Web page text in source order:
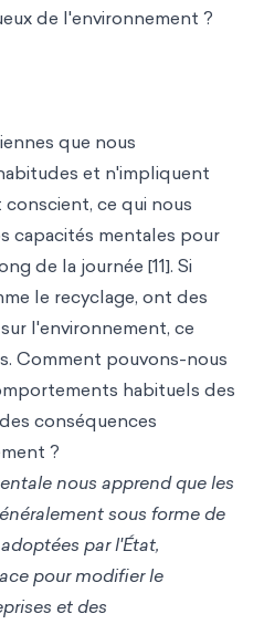
de l'environnement ?
que nous
et n'impliquent
ce qui nous
capacités mentales pour
de la journée [11]. Si
le recyclage, ont des
l'environnement, ce
Comment pouvons-nous
habituels des
conséquences
?
nous apprend que les
sous forme de
par l'État,
pour modifier le
et des